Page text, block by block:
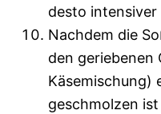
desto
Nachdem die
den geriebenen
Käsemischung)
geschmolzen